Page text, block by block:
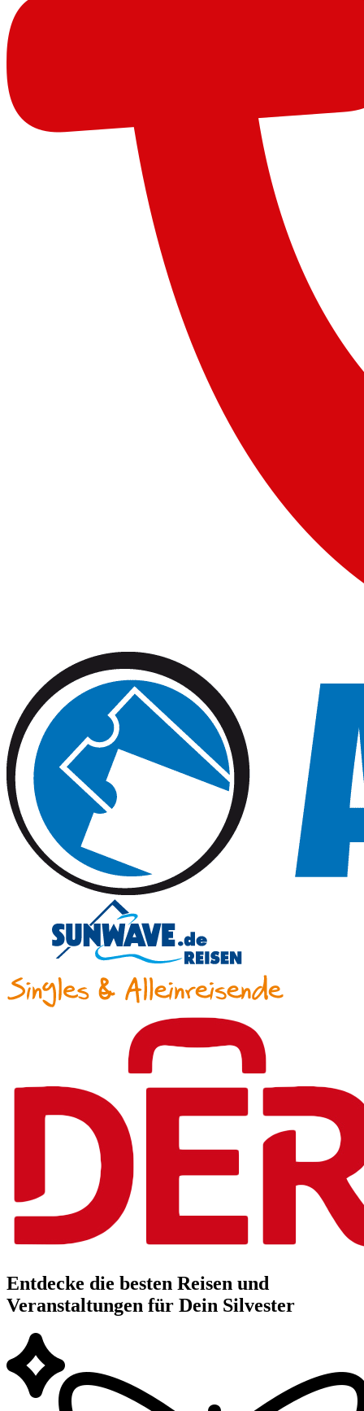
Entdecke die besten Reisen und
Veranstaltungen für Dein Silvester